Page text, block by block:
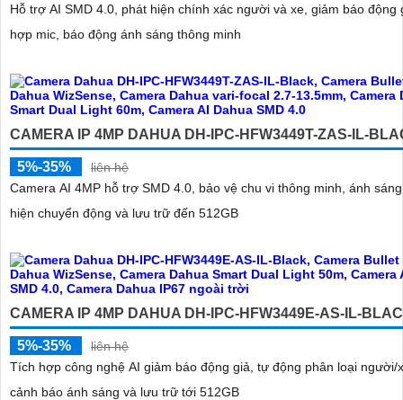
Hỗ trợ AI SMD 4.0, phát hiện chính xác người và xe, giảm báo động
hợp mic, báo động ánh sáng thông minh
CAMERA IP 4MP DAHUA DH-IPC-HFW3449T-ZAS-IL-
5%-35%
liên hệ
Camera AI 4MP hỗ trợ SMD 4.0, bảo vệ chu vi thông minh, ánh
hiện chuyển động và lưu trữ đến 512GB
CAMERA IP 4MP DAHUA DH-IPC-HFW3449E-AS-IL-
5%-35%
liên hệ
Tích hợp công nghệ AI giảm báo động giả, tự động phân loại người/
cảnh báo ánh sáng và lưu trữ tới 512GB